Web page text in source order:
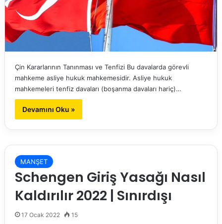
Çin Kararlarının Tanınması ve Tenfizi Bu davalarda görevli
mahkeme asliye hukuk mahkemesidir. Asliye hukuk
mahkemeleri tenfiz davaları (boşanma davaları hariç)…
Devamını Oku »
MANŞET
Schengen Giriş Yasağı Nasıl
Kaldırılır 2022 | Sınırdışı
17 Ocak 2022 15